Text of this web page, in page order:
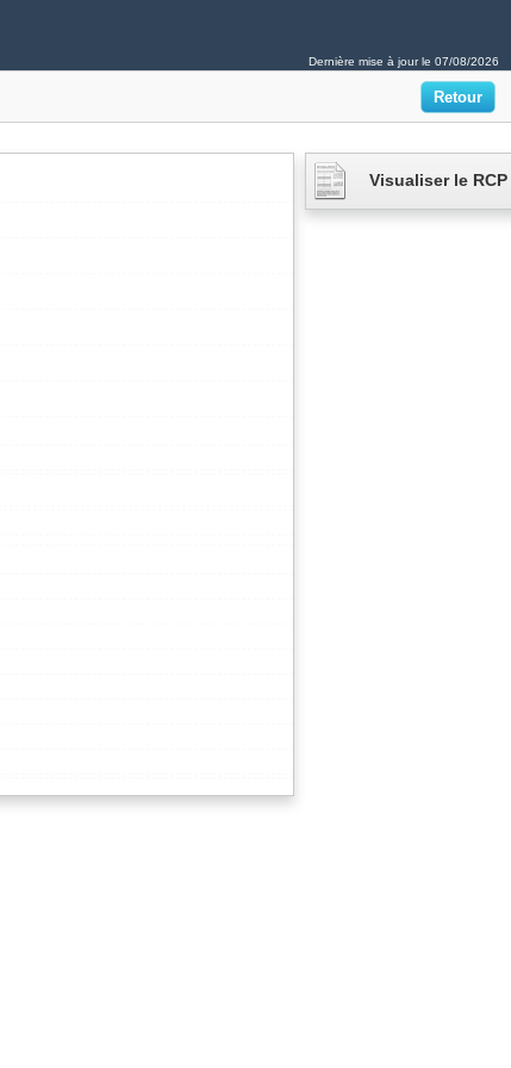
Dernière mise à jour le 07/08/2026
Visualiser le RCP